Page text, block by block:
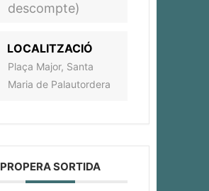
descompte)
LOCALITZACIÓ
Plaça Major, Santa
Maria de Palautordera
PROPERA SORTIDA